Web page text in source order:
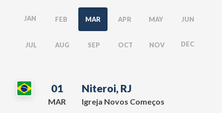
JAN FEB MAR APR MAY JUN
JUL AUG SEP OCT NOV DEC
01 Niteroi, RJ
MAR Igreja Novos Começos